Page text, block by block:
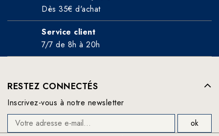
Dès 35€ d'achat
Service client
7/7 de 8h à 20h
RESTEZ CONNECTÉS
Inscrivez-vous à notre newsletter